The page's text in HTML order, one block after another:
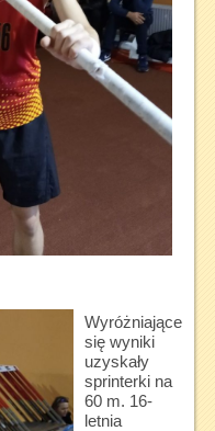
Wyróżniające
się wyniki
uzyskały
sprinterki na
60 m. 16-
letnia